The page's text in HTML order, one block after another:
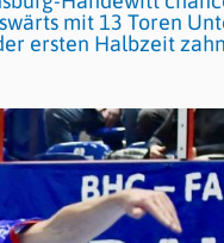
mit 13 Toren
ersten Halbzeit